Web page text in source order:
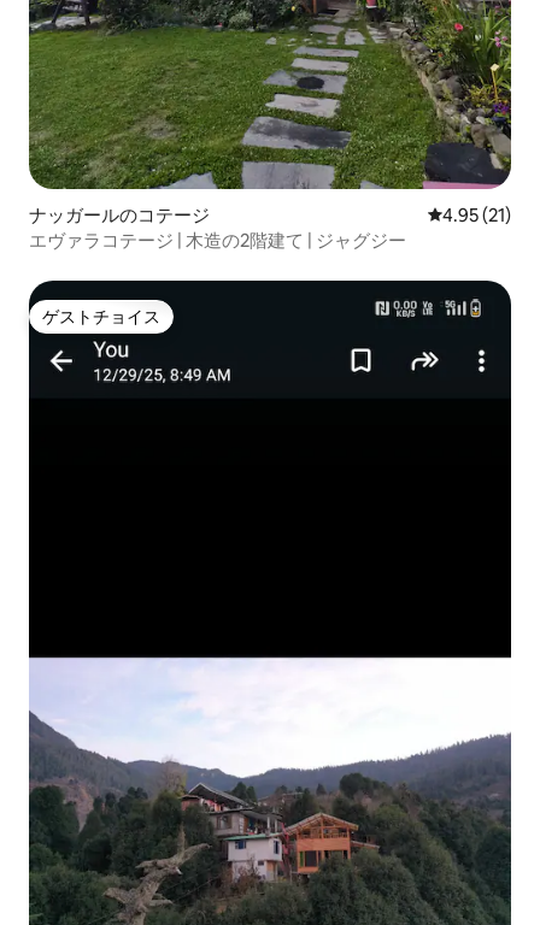
ナッガールのコテージ レビュー21
4.95 (21)
エヴァラコテージ | 木造の2階建て | ジャグジー
ゲストチョイス
ゲストチョイス